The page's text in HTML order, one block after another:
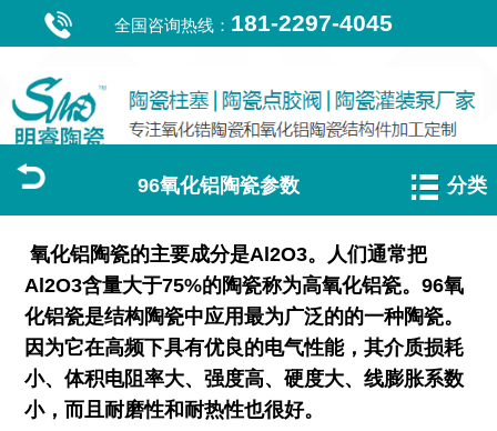
全国咨询热线： 181-2297-4045
96氧化铝陶瓷参数 分类
氧化铝陶瓷的主要成分是Al2O3。人们通常把
Al2O3含量大于75%的陶瓷称为高氧化铝瓷。96氧
化铝瓷是结构陶瓷中应用最为广泛的的一种陶瓷。
因为它在高频下具有优良的电气性能，其介质损耗
小、体积电阻率大、强度高、硬度大、线膨胀系数
小，而且耐磨性和耐热性也很好。